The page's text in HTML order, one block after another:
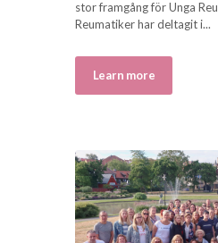
stor framgång för Unga
Reumatiker har deltagit i...
Learn more